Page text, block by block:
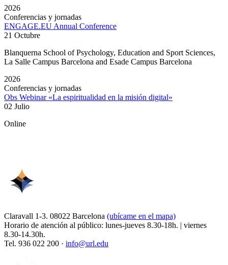
2026
Conferencias y jornadas
ENGAGE.EU Annual Conference
21 Octubre
Blanquerna School of Psychology, Education and Sport Sciences,
La Salle Campus Barcelona and Esade Campus Barcelona
2026
Conferencias y jornadas
Obs Webinar «La espiritualidad en la misión digital»
02 Julio
Online
Claravall 1-3. 08022 Barcelona (ubícame en el mapa)
Horario de atención al público: lunes-jueves 8.30-18h. | viernes
8.30-14.30h.
Tel. 936 022 200 · info@url.edu